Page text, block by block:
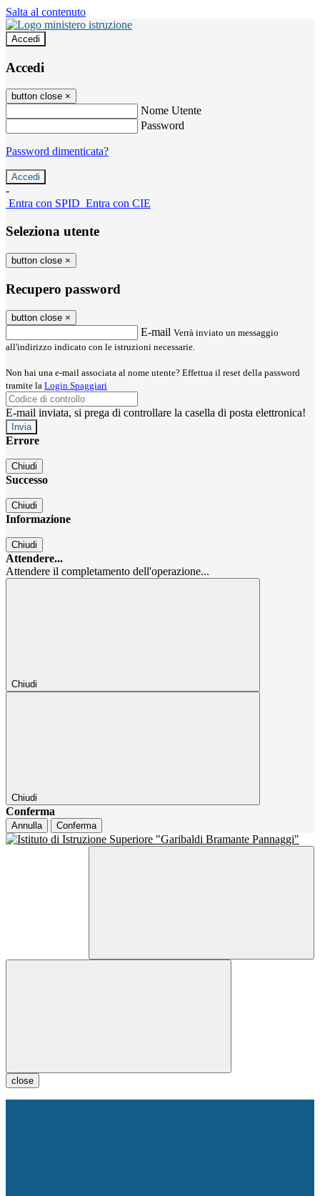
Salta al contenuto
Accedi
Accedi
button close ×
Nome Utente
Password
Password dimenticata?
-
Entra con SPID Entra con CIE
Seleziona utente
button close ×
Recupero password
button close ×
E-mail Verrà inviato un messaggio
all'indirizzo indicato con le istruzioni necessarie.
Non hai una e-mail associata al nome utente? Effettua il reset della password
tramite la Login Spaggiari
E-mail inviata, si prega di controllare la casella di posta elettronica!
Errore
Chiudi
Successo
Chiudi
Informazione
Chiudi
Attendere...
Attendere il completamento dell'operazione...
Chiudi
Chiudi
Conferma
Annulla Conferma
close